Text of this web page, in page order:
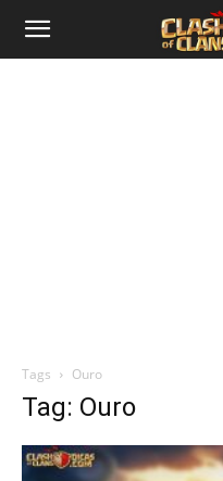
Tags Ouro
Tag: Ouro